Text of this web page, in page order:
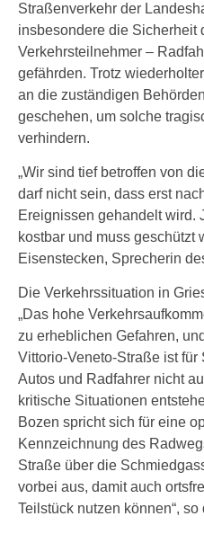
Straßenverkehr der
insbesondere die Sicherheit
Verkehrsteilnehmer –
gefährden. Trotz
an die zuständigen
geschehen, um solche
verhindern.
„Wir sind tief betroffen von
darf nicht sein, dass erst
Ereignissen gehandelt wird.
kostbar und muss geschützt
Eisenstecken, Sprecherin
Die Verkehrssituation in
„Das hohe
zu erheblichen Gefahren,
Vittorio-Veneto-Straße ist für
Autos und Radfahrer nicht
kritische Situationen
Bozen spricht sich für eine
Kennzeichnung des
Straße über die
vorbei aus, damit auch
Teilstück nutzen können“, so